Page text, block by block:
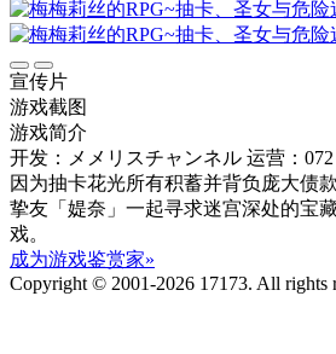
宣传片
游戏截图
游戏简介
开发：メメリスチャンネル 运营：072
因为抽卡花光所有积蓄并背负庞大债
挚友「媞奈」一起寻求迷宫深处的宝
戏。
成为游戏鉴赏家»
Copyright © 2001-2026 17173. All rights